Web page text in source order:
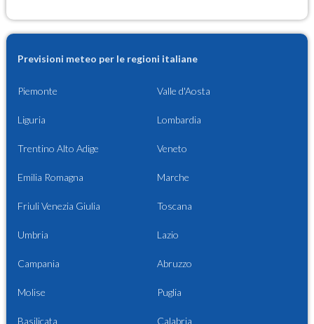
Previsioni meteo per le regioni italiane
Piemonte Valle d'Aosta
Liguria Lombardia
Trentino Alto Adige Veneto
Emilia Romagna Marche
Friuli Venezia Giulia Toscana
Umbria Lazio
Campania Abruzzo
Molise Puglia
Basilicata Calabria